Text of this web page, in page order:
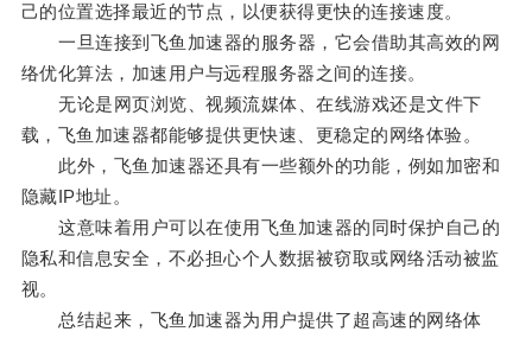
己的位置选择最近的节点，以便获得更快的连接速度。
一旦连接到飞鱼加速器的服务器，它会借助其高效的网
络优化算法，加速用户与远程服务器之间的连接。
无论是网页浏览、视频流媒体、在线游戏还是文件下
载，飞鱼加速器都能够提供更快速、更稳定的网络体验。
此外，飞鱼加速器还具有一些额外的功能，例如加密和
隐藏IP地址。
这意味着用户可以在使用飞鱼加速器的同时保护自己的
隐私和信息安全，不必担心个人数据被窃取或网络活动被监
视。
总结起来，飞鱼加速器为用户提供了超高速的网络体